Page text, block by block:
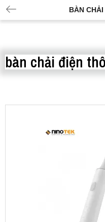
BÀN
bàn chải điện